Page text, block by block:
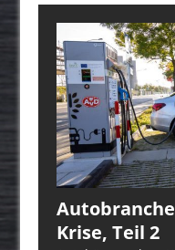
Krise, Teil 2